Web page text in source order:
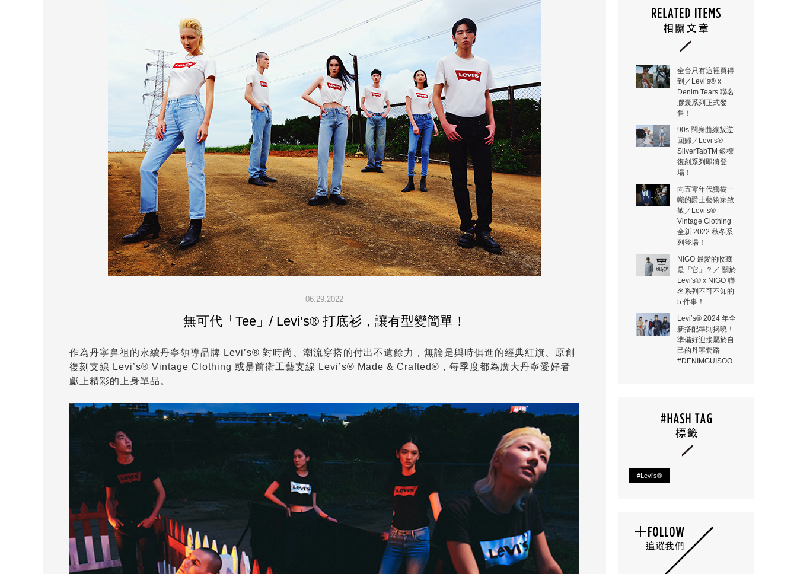
全台只有這裡買得
到／Levi’s® x
Denim Tears 聯名
膠囊系列正式發
售！
90s 闊身曲線叛逆
回歸／Levi’s®
SilverTabTM 銀標
復刻系列即將登
場！
向五零年代獨樹一
幟的爵士藝術家致
敬／Levi’s®
Vintage Clothing
全新 2022 秋冬系
列登場！
NIGO 最愛的收藏
是「它」？／ 關於
Levi's® x NIGO 聯
名系列不可不知的
5 件事！
Levi’s® 2024 年全
新搭配準則揭曉！
準備好迎接屬於自
己的丹寧套路
#DENIMGUISOO
#Levi’s®
06.29.2022
無可代「Tee」/ Levi’s® 打底衫，讓有型變簡單！
作為丹寧鼻祖的永續丹寧領導品牌 Levi’s® 對時尚、潮流穿搭的付出不遺餘力，無論是與時俱進的經典紅旗、原創
復刻支線 Levi’s® Vintage Clothing 或是前衛工藝支線 Levi’s® Made & Crafted®，每季度都為廣大丹寧愛好者
獻上精彩的上身單品。